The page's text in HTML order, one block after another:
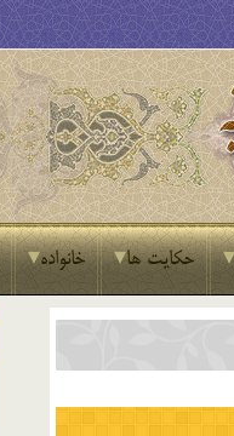
حکایت ها خانواده